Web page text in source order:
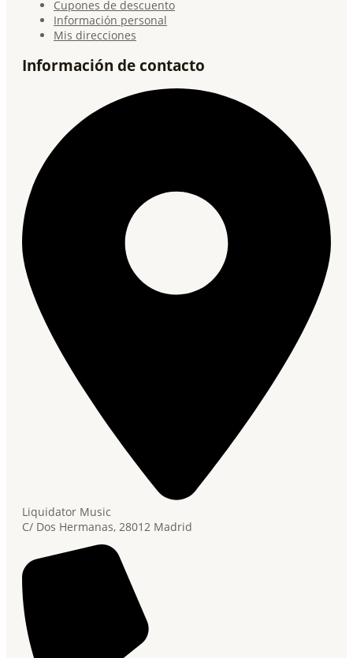
Cupones de descuento
Información personal
Mis direcciones
Información de contacto
Liquidator Music
C/ Dos Hermanas, 28012 Madrid